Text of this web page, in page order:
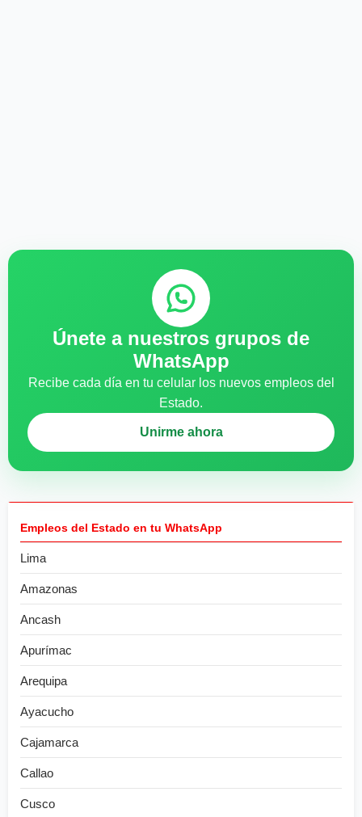
Únete a nuestros grupos de
WhatsApp
Recibe cada día en tu celular los nuevos empleos del
Estado.
Unirme ahora
Empleos del Estado en tu WhatsApp
Lima
Amazonas
Ancash
Apurímac
Arequipa
Ayacucho
Cajamarca
Callao
Cusco